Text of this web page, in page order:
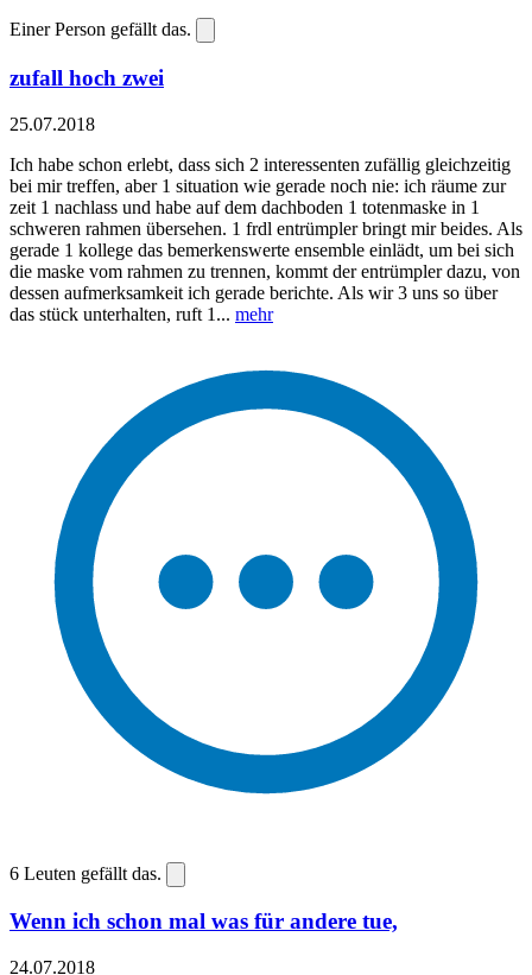
Einer Person gefällt das.
zufall hoch zwei
25.07.2018
Ich habe schon erlebt, dass sich 2 interessenten zufällig gleichzeitig
bei mir treffen, aber 1 situation wie gerade noch nie: ich räume zur
zeit 1 nachlass und habe auf dem dachboden 1 totenmaske in 1
schweren rahmen übersehen. 1 frdl entrümpler bringt mir beides. Als
gerade 1 kollege das bemerkenswerte ensemble einlädt, um bei sich
die maske vom rahmen zu trennen, kommt der entrümpler dazu, von
dessen aufmerksamkeit ich gerade berichte. Als wir 3 uns so über
das stück unterhalten, ruft 1... mehr
6 Leuten gefällt das.
Wenn ich schon mal was für andere tue,
24.07.2018